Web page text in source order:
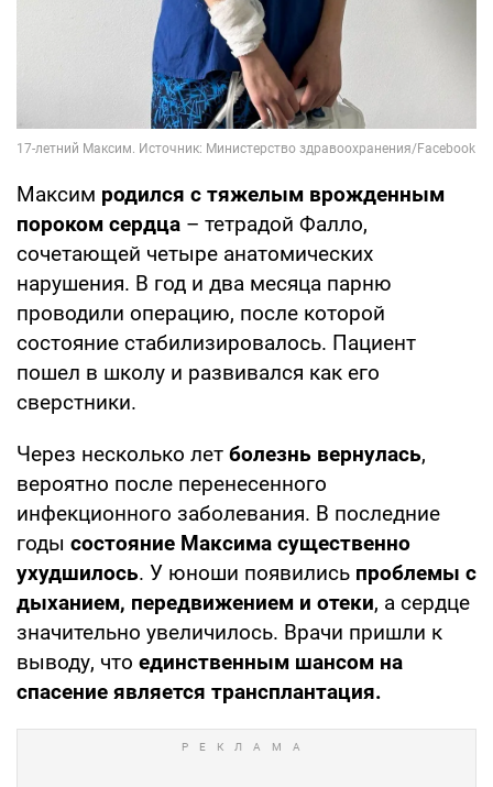
Максим родился с тяжелым врожденным
пороком сердца – тетрадой Фалло,
сочетающей четыре анатомических
нарушения. В год и два месяца парню
проводили операцию, после которой
состояние стабилизировалось. Пациент
пошел в школу и развивался как его
сверстники.
Через несколько лет болезнь вернулась,
вероятно после перенесенного
инфекционного заболевания. В последние
годы состояние Максима существенно
ухудшилось. У юноши появились проблемы с
дыханием, передвижением и отеки, а сердце
значительно увеличилось. Врачи пришли к
выводу, что единственным шансом на
спасение является трансплантация.